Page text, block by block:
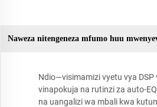
Naweza nitengeneza mfumo huu
Ndio—visimamizi vyetu vya
vinapokuja na rutinzi za auto-
na uangalizi wa mbali kwa